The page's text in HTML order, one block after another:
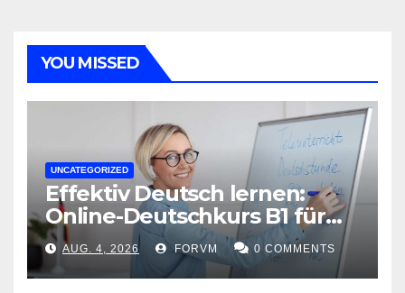
YOU MISSED
UNCATEGORIZED
Effektiv Deutsch lernen:
Online-Deutschkurs B1 für
flexible Lernerfolge
AUG. 4, 2026 FORVM 0 COMMENTS